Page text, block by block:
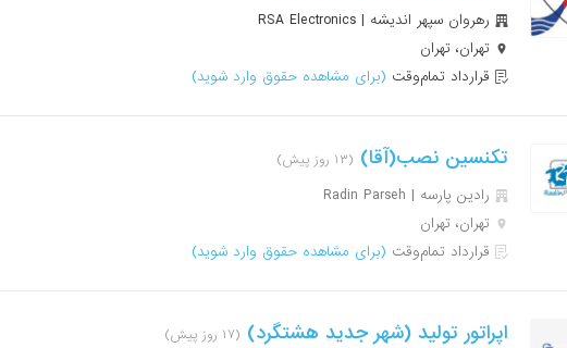
رهروان سپهر اندیشه | RSA Electronics
تهران، تهران
قرارداد تمام‌وقت (برای مشاهده حقوق وارد شوید)
تکنسین نصب(آقا) (۱۳ روز پیش)
رادین پارسه | Radin Parseh
تهران، تهران
قرارداد تمام‌وقت (برای مشاهده حقوق وارد شوید)
اپراتور تولید (شهر جدید هشتگرد) (۱۷ روز پیش)